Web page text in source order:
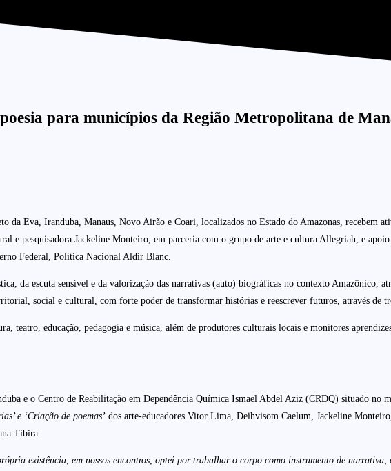
para municípios da Região Metropolitana de
da Eva, Iranduba, Manaus, Novo Airão e Coari, localizados no Estado do Amazonas, recebem
e pesquisadora Jackeline Monteiro, em parceria com o grupo de arte e cultura Allegriah, e
Federal, Política Nacional Aldir Blanc.
da escuta sensível e da valorização das narrativas (auto) biográficas no contexto Amazônico,
social e cultural, com forte poder de transformar histórias e reescrever futuros, através de
teatro, educação, pedagogia e música, além de produtores culturais locais e monitores
e o Centro de Reabilitação em Dependência Química Ismael Abdel Aziz (CRDQ) situado
e ‘Criação de poemas’ dos arte-educadores Vitor Lima, Deihvisom Caelum, Jackeline
Tibira.
existência, em nossos encontros, optei por trabalhar o corpo como instrumento de